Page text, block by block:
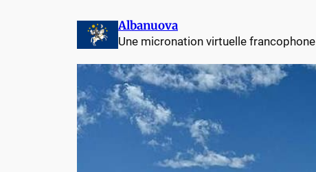
Albanuova
Une micronation virtuelle francophone